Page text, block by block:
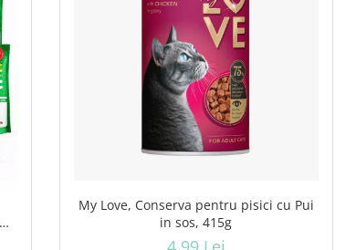
My Love, Conserva pentru pisici cu Pui
in sos, 415g